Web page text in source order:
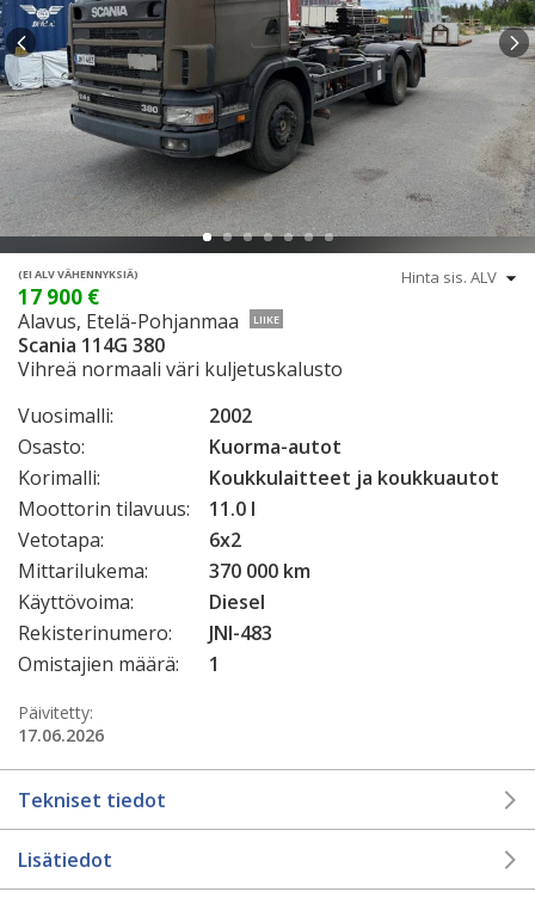
(EI ALV VÄHENNYKSIÄ)
17 900 €
Alavus, Etelä-Pohjanmaa LIIKE
Scania 114G 380
Vihreä normaali väri kuljetuskalusto
Vuosimalli:
2002
Osasto:
Kuorma-autot
Korimalli:
Koukkulaitteet ja koukkuautot
Moottorin tilavuus:
11.0 l
Vetotapa:
6x2
Mittarilukema:
370 000 km
Käyttövoima:
Diesel
Rekisterinumero:
JNI-483
Omistajien määrä:
1
Päivitetty:
17.06.2026
Tekniset tiedot
Lisätiedot